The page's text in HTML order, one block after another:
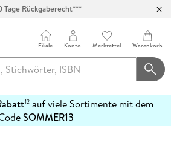
Tage Rückgaberecht***
Filiale Konto Merkzettel Warenkorb
12auf viele Sortimente mit dem
SOMMER13